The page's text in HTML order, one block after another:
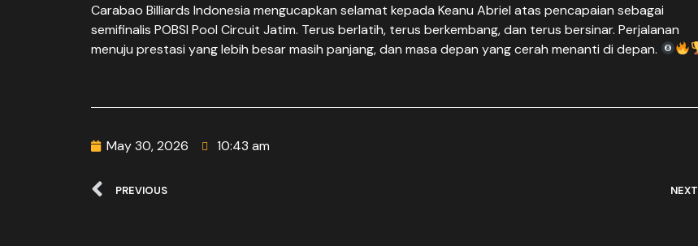
Carabao Billiards Indonesia mengucapkan selamat kepada Keanu Abriel atas pencapaian sebagai
semifinalis POBSI Pool Circuit Jatim. Terus berlatih, terus berkembang, dan terus bersinar. Perjalanan
menuju prestasi yang lebih besar masih panjang, dan masa depan yang cerah menanti di depan.
May 30, 2026 10:43 am
PREVIOUS NEXT